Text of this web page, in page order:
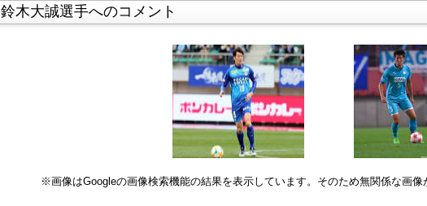
鈴木大誠選手へのコメント
※画像はGoogleの画像検索機能の結果を表示しています。そのため無関係な画像